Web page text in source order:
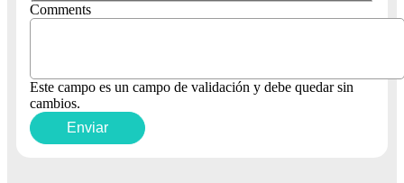
Comments
Este campo es un campo de validación y debe quedar sin
cambios.